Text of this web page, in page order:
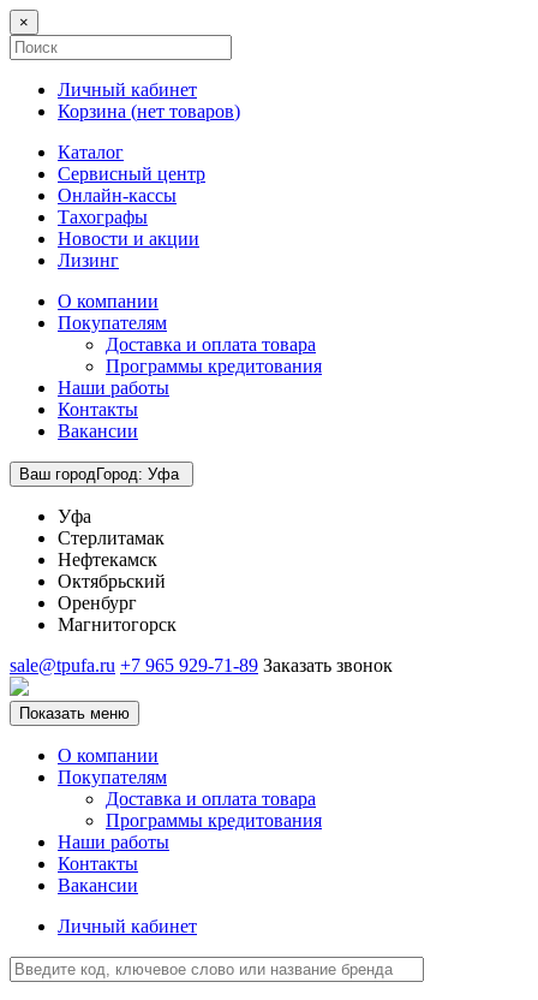
×
Личный кабинет
Корзина (нет товаров)
Каталог
Сервисный центр
Онлайн-кассы
Тахографы
Новости и акции
Лизинг
О компании
Покупателям
Доставка и оплата товара
Программы кредитования
Наши работы
Контакты
Вакансии
Ваш городГород: Уфа
Уфа
Стерлитамак
Нефтекамск
Октябрьский
Оренбург
Магнитогорск
sale@tpufa.ru +7 965 929-71-89 Заказать звонок
Показать меню
О компании
Покупателям
Доставка и оплата товара
Программы кредитования
Наши работы
Контакты
Вакансии
Личный кабинет